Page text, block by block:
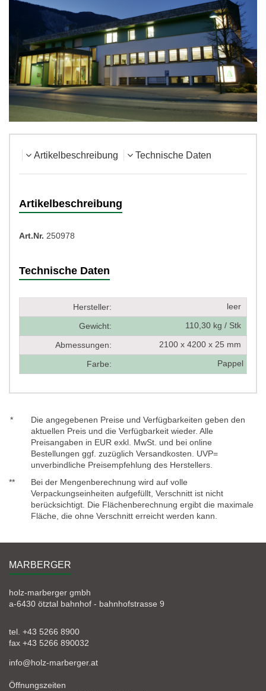
Artikelbeschreibung Technische Daten
Artikelbeschreibung
Art.Nr. 250978
Technische Daten
Hersteller: leer
Gewicht: 110,30 kg / Stk
Abmessungen: 2100 x 4200 x 25 mm
Farbe: Pappel
*
Die angegebenen Preise und Verfügbarkeiten geben den
aktuellen Preis und die Verfügbarkeit wieder. Alle
Preisangaben in EUR exkl. MwSt. und bei online
Bestellungen ggf. zuzüglich Versandkosten. UVP=
unverbindliche Preisempfehlung des Herstellers.
**
Bei der Mengenberechnung wird auf volle
Verpackungseinheiten aufgefüllt, Verschnitt ist nicht
berücksichtigt. Die Flächenberechnung ergibt die maximale
Fläche, die ohne Verschnitt erreicht werden kann.
MARBERGER
holz-marberger gmbh
a-6430 ötztal bahnhof - bahnhofstrasse 9
tel. +43 5266 8900
fax +43 5266 890032
info@holz-marberger.at
Öffnungszeiten